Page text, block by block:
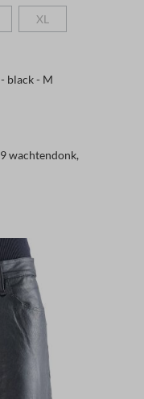
verfügbar.)nicht verfügbar.)
Option ist zurzeit nicht
XL(Diese Option ist
black - M
wachtendonk,